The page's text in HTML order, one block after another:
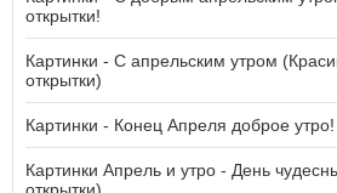
открытки!
Картинки - С апрельским утром
открытки)
Картинки - Конец Апреля доброе утро!
Картинки Апрель и утро - День